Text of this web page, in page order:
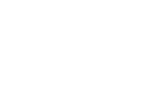
werden Teile der Website
von